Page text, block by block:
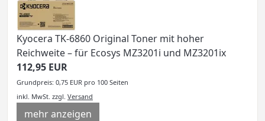
Kyocera TK-6860 Original Toner mit hoher
Reichweite – für Ecosys MZ3201i und MZ3201ix
112,95 EUR
Grundpreis: 0,75 EUR pro 100 Seiten
inkl. MwSt. zzgl. Versand
mehr anzeigen